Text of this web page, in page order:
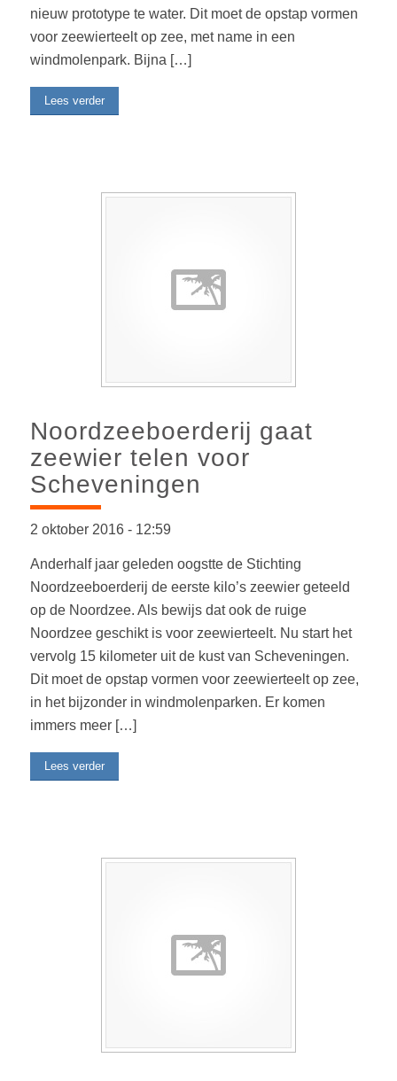
nieuw prototype te water. Dit moet de opstap vormen
voor zeewierteelt op zee, met name in een
windmolenpark. Bijna […]
Lees verder
Noordzeeboerderij gaat
zeewier telen voor
Scheveningen
2 oktober 2016 -12:59
Anderhalf jaar geleden oogstte de Stichting
Noordzeeboerderij de eerste kilo’s zeewier geteeld
op de Noordzee. Als bewijs dat ook de ruige
Noordzee geschikt is voor zeewierteelt. Nu start het
vervolg 15 kilometer uit de kust van Scheveningen.
Dit moet de opstap vormen voor zeewierteelt op zee,
in het bijzonder in windmolenparken. Er komen
immers meer […]
Lees verder